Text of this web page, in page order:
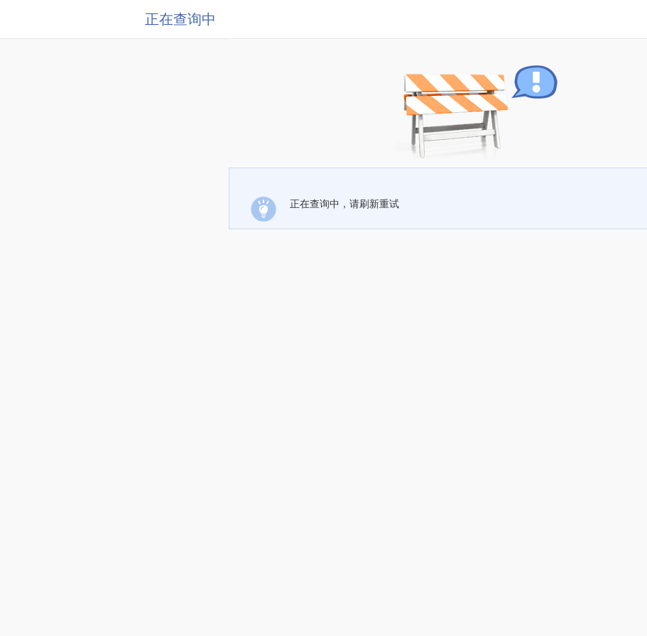
正在查询中
正在查询中，请刷新重试